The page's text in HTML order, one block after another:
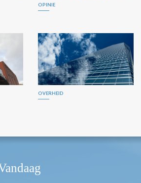
OPINIE
OVERHEID